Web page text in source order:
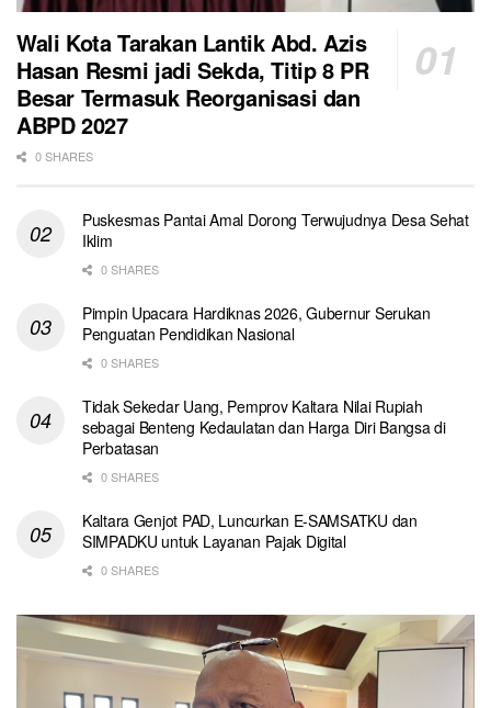
Wali Kota Tarakan Lantik Abd. Azis
Hasan Resmi jadi Sekda, Titip 8 PR
Besar Termasuk Reorganisasi dan
ABPD 2027
0 SHARES
Puskesmas Pantai Amal Dorong Terwujudnya Desa Sehat
Iklim
0 SHARES
Pimpin Upacara Hardiknas 2026, Gubernur Serukan
Penguatan Pendidikan Nasional
0 SHARES
Tidak Sekedar Uang, Pemprov Kaltara Nilai Rupiah
sebagai Benteng Kedaulatan dan Harga Diri Bangsa di
Perbatasan
0 SHARES
Kaltara Genjot PAD, Luncurkan E-SAMSATKU dan
SIMPADKU untuk Layanan Pajak Digital
0 SHARES